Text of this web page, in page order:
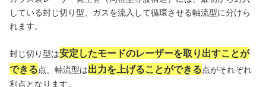
している封じ切り型、ガスを流入して循環させる軸流型に分けら
れます。
封じ切り型は安定したモードのレーザーを取り出すことが
できる点、軸流型は出力を上げることができる点がそれぞれ
利点となります。